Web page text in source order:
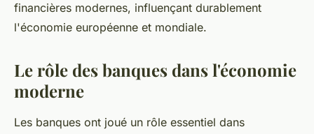
financières modernes, influençant durablement
l'économie européenne et mondiale.
Le rôle des banques dans l'économie
moderne
Les banques ont joué un rôle essentiel dans